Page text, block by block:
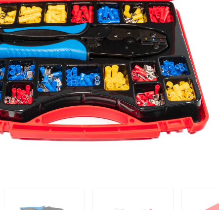
LED
Düsenbeleuchtung
LED
Beleuchtungssets
Kostenlose
Lichtplanung